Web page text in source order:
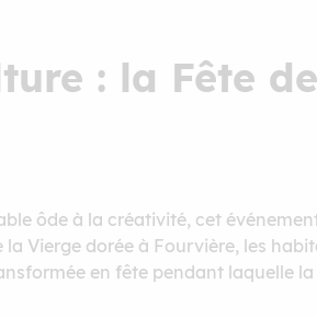
: la Fête
ôde à la créativité, cet
Vierge dorée à Fourvière, les
en fête pendant laquelle